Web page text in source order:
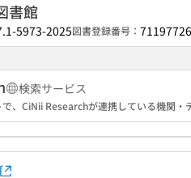
書館
5973-2025図書登録番号：
検索サービス
、CiNii Researchが連携している機関・